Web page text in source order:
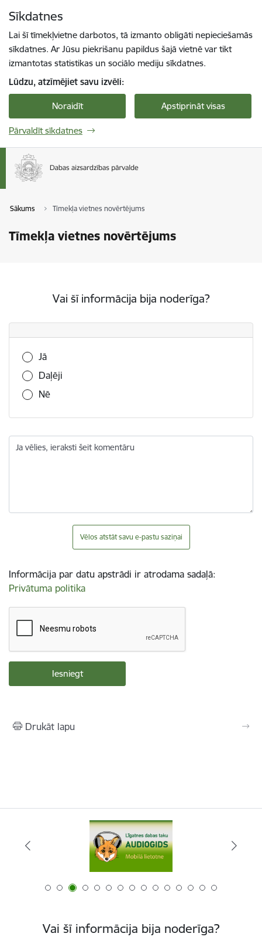
Sīkdatnes
Lai šī tīmekļvietne darbotos, tā izmanto obligāti nepieciešamās
sīkdatnes. Ar Jūsu piekrišanu papildus šajā vietnē var tikt
izmantotas statistikas un sociālo mediju sīkdatnes.
Lūdzu, atzīmējiet savu izvēli:
Noraidīt Apstiprināt visas
Pārvaldīt sīkdatnes
Sākums Tīmekļa vietnes novērtējums
Tīmekļa vietnes novērtējums
Vai šī informācija bija noderīga?
Vai šī informācija bija noderīga?
Jā
Daļēji
Nē
Ja vēlies, ieraksti šeit komentāru
Vēlos atstāt savu e-pastu saziņai
Informācija par datu apstrādi ir atrodama sadaļā:
Privātuma politika
Drukāt lapu
Vai šī informācija bija noderīga?